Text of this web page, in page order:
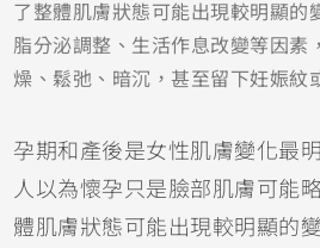
了整體肌膚狀態可能出現較明顯的
脂分泌調整、生活作息改變等因素
燥、鬆弛、暗沉，甚至留下妊娠紋
孕期和產後是女性肌膚變化最
人以為懷孕只是臉部肌膚可能
體肌膚狀態可能出現較明顯的